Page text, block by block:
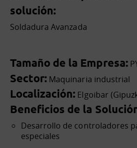
solución:
Soldadura Avanzada
Tamaño de la Empresa:
Sector: Maquinaria industrial
Localización: Elgoibar
Beneficios de la
Desarrollo de controladores
especiales